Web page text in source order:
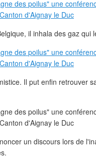
il inhala des gaz qui
Il put enfin retrouver
un discours lors de